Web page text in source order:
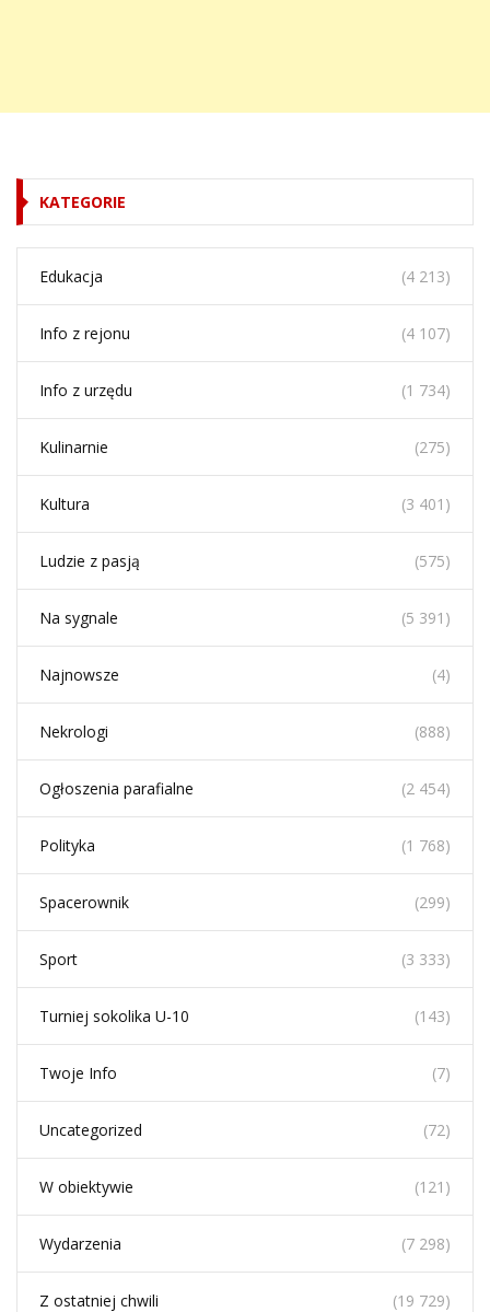
KATEGORIE
Edukacja (4 213)
Info z rejonu (4 107)
Info z urzędu (1 734)
Kulinarnie (275)
Kultura (3 401)
Ludzie z pasją (575)
Na sygnale (5 391)
Najnowsze (4)
Nekrologi (888)
Ogłoszenia parafialne (2 454)
Polityka (1 768)
Spacerownik (299)
Sport (3 333)
Turniej sokolika U-10 (143)
Twoje Info (7)
Uncategorized (72)
W obiektywie (121)
Wydarzenia (7 298)
Z ostatniej chwili (19 729)